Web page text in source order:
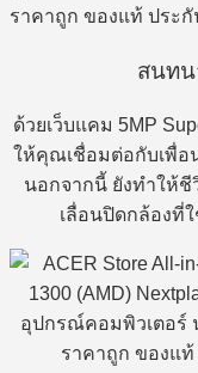
สนทน
ด้วยเว็บแคม 5MP
ให้คุณเชื่อมต่อกับเพื่อ
นอกจากนี้ ยังทำให้
เลื่อนปิดกล้องที่